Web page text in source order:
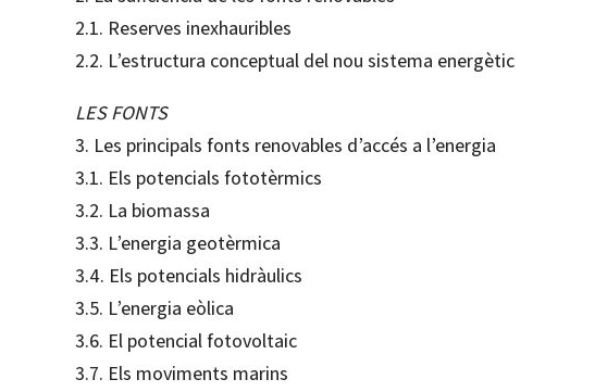
2.1. Reserves inexhauribles
2.2. L’estructura conceptual del nou sistema energètic
LES FONTS
3. Les principals fonts renovables d’accés a l’energia
3.1. Els potencials fototèrmics
3.2. La biomassa
3.3. L’energia geotèrmica
3.4. Els potencials hidràulics
3.5. L’energia eòlica
3.6. El potencial fotovoltaic
3.7. Els moviments marins